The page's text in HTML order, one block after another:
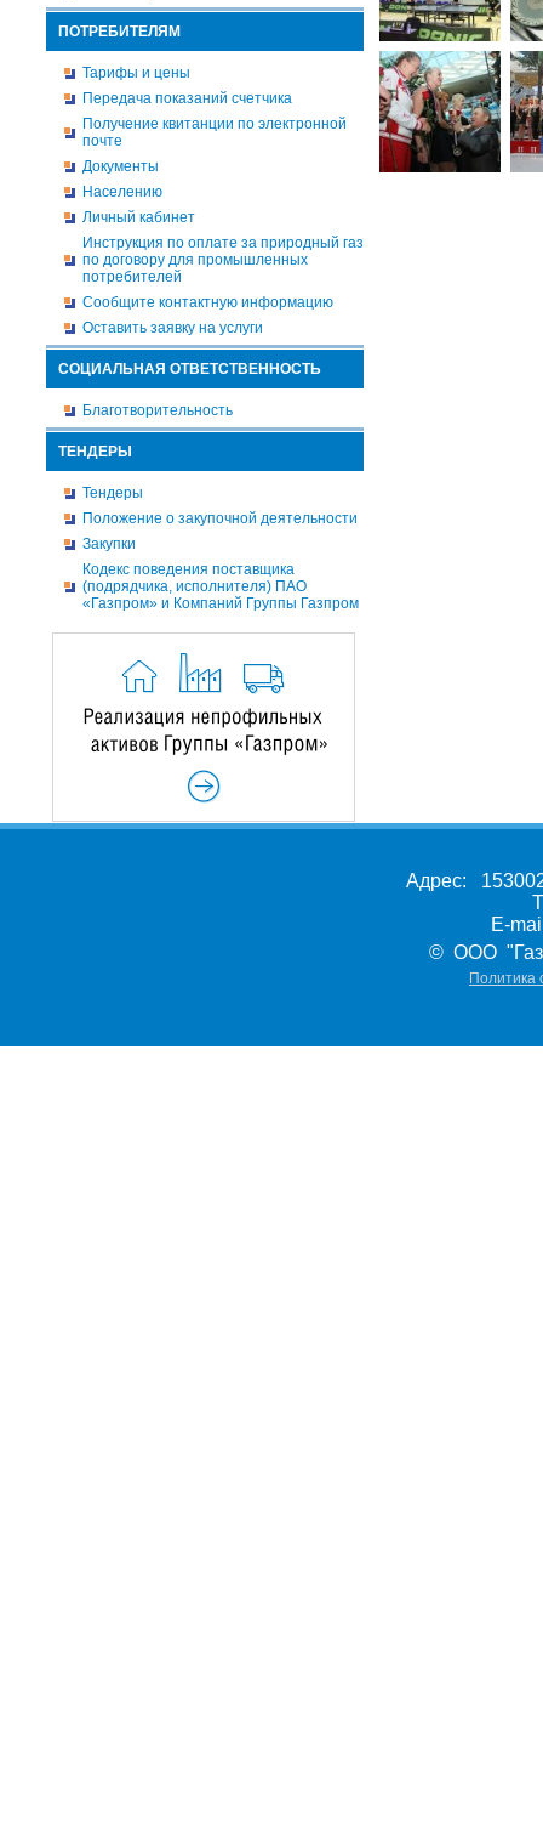
ПОТРЕБИТЕЛЯМ
Тарифы и цены
Передача показаний счетчика
Получение квитанции по электронной
почте
Документы
Населению
Личный кабинет
Инструкция по оплате за природный газ
по договору для промышленных
потребителей
Сообщите контактную информацию
Оставить заявку на услуги
СОЦИАЛЬНАЯ ОТВЕТСТВЕННОСТЬ
Благотворительность
ТЕНДЕРЫ
Тендеры
Положение о закупочной деятельности
Закупки
Кодекс поведения поставщика
(подрядчика, исполнителя) ПАО
«Газпром» и Компаний Группы Газпром
Адрес:
E-
© ООО
Политика